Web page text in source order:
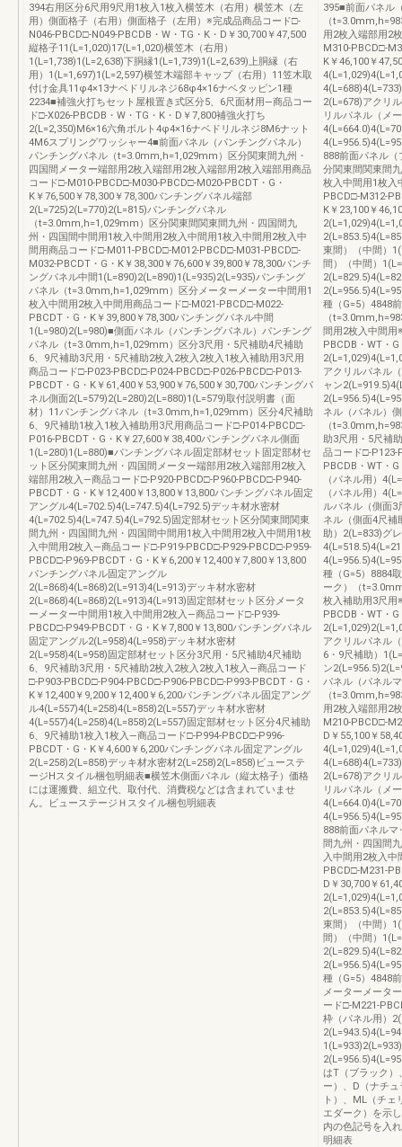
394右用区分6尺用9尺用1枚入1枚入横笠木（右用）横笠木（左
用）側面格子（右用）側面格子（左用）※完成品商品コード□-
N046-PBCD□-N049-PBCDB・W・TG・K・D￥30,700￥47,500
縦格子11(L=1,020)17(L=1,020)横笠木（右用）
1(L=1,738)1(L=2,638)下胴縁1(L=1,739)1(L=2,639)上胴縁（右
用）1(L=1,697)1(L=2,597)横笠木端部キャップ（右用）11笠木取
付け金具11φ4×13ナベドリルネジ68φ4×16ナベタッピン1種
2234■補強火打ちセット屋根置き式区分5、6尺面材用―商品コー
ド□-X026-PBCDB・W・TG・K・D￥7,800補強火打ち
2(L=2,350)M6×16六角ボルト4φ4×16ナベドリルネジ8M6ナット
4M6スプリングワッシャー4■前面パネル（パンチングパネル）
パンチングパネル（t=3.0mm,h=1,029mm）区分関東間九州・
四国間メーター端部用2枚入端部用2枚入端部用2枚入端部用商品
コード□-M010-PBCD□-M030-PBCD□-M020-PBCDT・G・
K￥76,500￥78,300￥78,300パンチングパネル端部
2(L=725)2(L=770)2(L=815)パンチングパネル
（t=3.0mm,h=1,029mm）区分関東間関東間九州・四国間九
州・四国間中間用1枚入中間用2枚入中間用1枚入中間用2枚入中
間用商品コード□-M011-PBCD□-M012-PBCD□-M031-PBCD□-
M032-PBCDT・G・K￥38,300￥76,600￥39,800￥78,300パンチ
ングパネル中間1(L=890)2(L=890)1(L=935)2(L=935)パンチング
パネル（t=3.0mm,h=1,029mm）区分メーターメーター中間用1
枚入中間用2枚入中間用商品コード□-M021-PBCD□-M022-
PBCDT・G・K￥39,800￥78,300パンチングパネル中間
1(L=980)2(L=980)■側面パネル（パンチングパネル）パンチング
パネル（t=3.0mm,h=1,029mm）区分3尺用・5尺補助4尺補助
6、9尺補助3尺用・5尺補助2枚入2枚入2枚入1枚入補助用3尺用
商品コード□-P023-PBCD□-P024-PBCD□-P026-PBCD□-P013-
PBCDT・G・K￥61,400￥53,900￥76,500￥30,700パンチングパ
ネル側面2(L=579)2(L=280)2(L=880)1(L=579)取付説明書（面
材）11パンチングパネル（t=3.0mm,h=1,029mm）区分4尺補助
6、9尺補助1枚入1枚入補助用3尺用商品コード□-P014-PBCD□-
P016-PBCDT・G・K￥27,600￥38,400パンチングパネル側面
1(L=280)1(L=880)■パンチングパネル固定部材セット固定部材セ
ット区分関東間九州・四国間メーター端部用2枚入端部用2枚入
端部用2枚入―商品コード□-P920-PBCD□-P960-PBCD□-P940-
PBCDT・G・K￥12,400￥13,800￥13,800パンチングパネル固定
アングル4(L=702.5)4(L=747.5)4(L=792.5)デッキ材水密材
4(L=702.5)4(L=747.5)4(L=792.5)固定部材セット区分関東間関東
間九州・四国間九州・四国間中間用1枚入中間用2枚入中間用1枚
入中間用2枚入―商品コード□-P919-PBCD□-P929-PBCD□-P959-
PBCD□-P969-PBCDT・G・K￥6,200￥12,400￥7,800￥13,800
パンチングパネル固定アングル
2(L=868)4(L=868)2(L=913)4(L=913)デッキ材水密材
2(L=868)4(L=868)2(L=913)4(L=913)固定部材セット区分メータ
ーメーター中間用1枚入中間用2枚入―商品コード□-P939-
PBCD□-P949-PBCDT・G・K￥7,800￥13,800パンチングパネル
固定アングル2(L=958)4(L=958)デッキ材水密材
2(L=958)4(L=958)固定部材セット区分3尺用・5尺補助4尺補助
6、9尺補助3尺用・5尺補助2枚入2枚入2枚入1枚入―商品コード
□-P903-PBCD□-P904-PBCD□-P906-PBCD□-P993-PBCDT・G・
K￥12,400￥9,200￥12,400￥6,200パンチングパネル固定アング
ル4(L=557)4(L=258)4(L=858)2(L=557)デッキ材水密材
4(L=557)4(L=258)4(L=858)2(L=557)固定部材セット区分4尺補助
6、9尺補助1枚入1枚入―商品コード□-P994-PBCD□-P996-
PBCDT・G・K￥4,600￥6,200パンチングパネル固定アングル
2(L=258)2(L=858)デッキ材水密材2(L=258)2(L=858)ビューステ
ージHスタイル梱包明細表■横笠木側面パネル（縦太格子）価格
には運搬費、組立代、取付代、消費税などは含まれていませ
ん。ビューステージＨスタイル梱包明細表
395■前面パネル
（
用2枚入端部用2
M310-PBCD□-
K￥46,100￥
2(L=678)アクリ
リルパネル（メ
888前面パネル
分関東間関東間
枚入中間用1枚入
PBCD□-M312-
K￥23,100￥
東間）（中間）
間）（中間）
種（G=5）4848
（
間用2枚入中間用
PBCDB・WT・
アクリルパネル
ャン
ネル（パネル）
（
助3尺用・5尺補
品コード□-P123-
PBCDB・WT・
（パネル用）
（パネル用）
ルパネル（側面3
ネル（側面4尺補
助）2(L=833)グ
種（G=5）8884
ーク）（
枚入補助用3尺用
PBCDB・WT・
アクリルパネル
6・9尺補助）
ン
パネル（パネル
（
用2枚入端部用2
M210-PBCD□-
D￥55,100￥
2(L=678)アクリ
リルパネル（メ
888前面パネル
間九州・四国間
入中間用2枚入
PBCD□-M231-
D￥30,700￥
東間）（中間）
間）（中間）
種（G=5）4848
メーターメータ
ード□-M221-
枠（パネル用）
はT（ブラック）
ー）、D（ナチ
ト）、ML（チ
エダーク）を示
内の色記号を入
明細表